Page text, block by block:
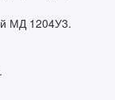
МД 1204У3.